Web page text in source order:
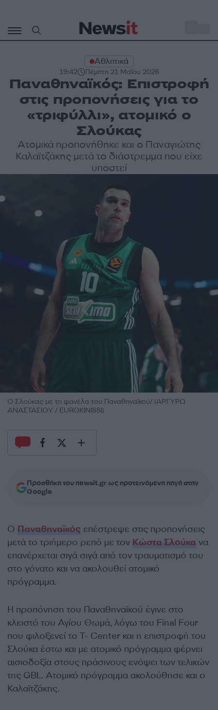
περιεχόμενο
Αθλητικά
19:42 Πέμπτη 21 Μαΐου 2026
Παναθηναϊκός: Επιστροφή
στις προπονήσεις για το
«τριφύλλι», ατομικό ο
Σλούκας
Ατομικά προπονήθηκε και ο Παναγιώτης
Καλαϊτζάκης μετά το διάστρεμμα που είχε
υποστεί
Ο Σλούκας με τη φανέλα του Παναθηναϊκού/ (ΑΡΓΥΡΩ
ΑΝΑΣΤΑΣΙΟΥ / EUROKINISSI)
Προσθήκη του newsit.gr ως προτεινόμενη πηγή στην
Google
Ο Παναθηναϊκός επέστρεψε στις προπονήσεις
μετά το τριήμερο ρεπό με τον Κώστα Σλούκα να
επανέρχεται σιγά σιγά από τον τραυματισμό του
στο γόνατο και να ακολουθεί ατομικό
πρόγραμμα.
Η προπόνηση του Παναθηναϊκού έγινε στο
κλειστό του Αγίου Θωμά, λόγω του Final Four
που φιλοξενεί το T- Center και η επιστροφή του
Σλούκα έστω και με ατομικό πρόγραμμα φέρνει
αισιοδοξία στους πράσινους ενόψει των τελικών
της GBL. Ατομικό πρόγραμμα ακολούθησε και ο
Καλαϊτζάκης.